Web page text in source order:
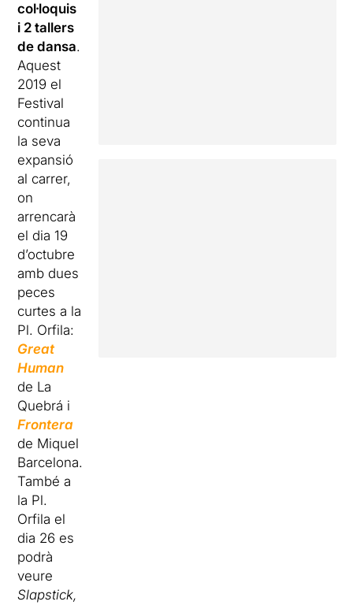
col·loquis
i 2 tallers
de dansa.
Aquest
2019 el
Festival
continua
la seva
expansió
al carrer,
on
arrencarà
el dia 19
d’octubre
amb dues
peces
curtes a la
Pl. Orfila:
Great
Human
de La
Quebrá i
Frontera
de Miquel
Barcelona.
També a
la Pl.
Orfila el
dia 26 es
podrà
veure
Slapstick,